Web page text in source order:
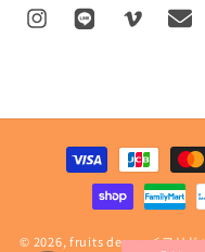
I
a
L
V
o
T
s
l
a
t
o
© 2026, fruits de mer＜フリド